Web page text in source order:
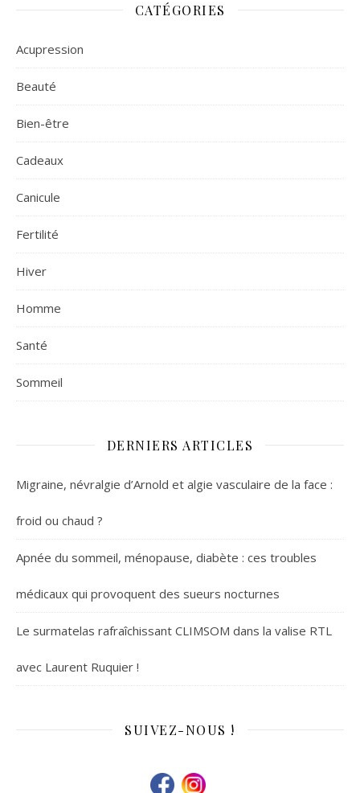
CATÉGORIES
Acupression
Beauté
Bien-être
Cadeaux
Canicule
Fertilité
Hiver
Homme
Santé
Sommeil
DERNIERS ARTICLES
Migraine, névralgie d’Arnold et algie vasculaire de la face :
froid ou chaud ?
Apnée du sommeil, ménopause, diabète : ces troubles
médicaux qui provoquent des sueurs nocturnes
Le surmatelas rafraîchissant CLIMSOM dans la valise RTL
avec Laurent Ruquier !
SUIVEZ-NOUS !